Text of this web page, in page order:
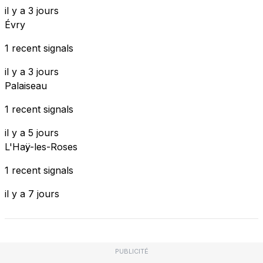
il y a 3 jours
Évry
1 recent signals
il y a 3 jours
Palaiseau
1 recent signals
il y a 5 jours
L'Haÿ-les-Roses
1 recent signals
il y a 7 jours
PUBLICITÉ